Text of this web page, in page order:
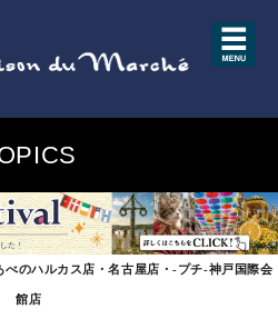
のハルカス店・名古屋店・-プチ-神戸国際会
館店